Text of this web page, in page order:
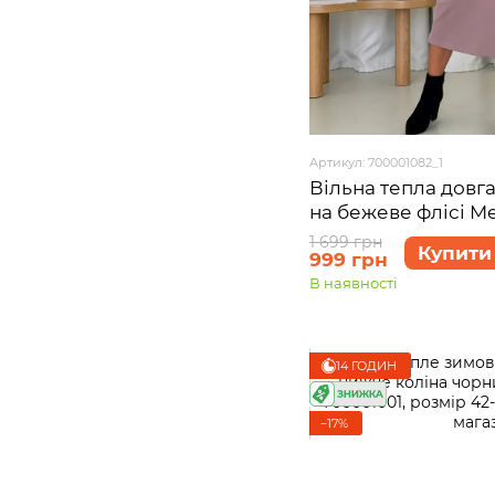
Артикул: 700001082_1
Вільна тепла
на бежеве флісі
700001082 розмір
1 699 грн
999 грн Купити
В наявності
14 ГОДИН
−17%